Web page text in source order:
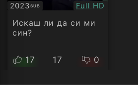
2023SUB
Субтитри Качество:
Full HD
Искаш ли да си ми
син?
17 17 0